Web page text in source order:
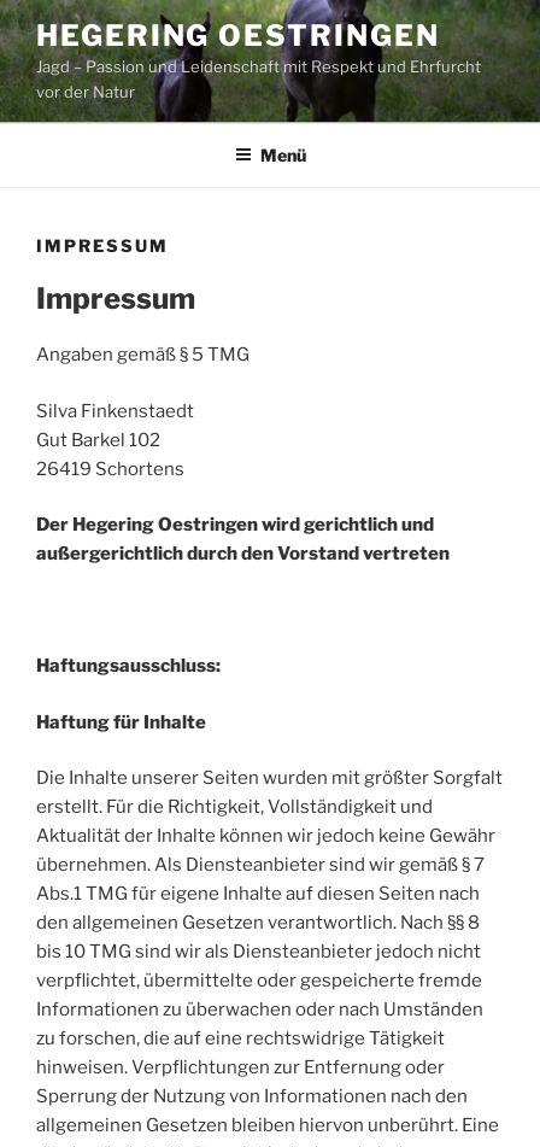
Zum
Inhalt
springen
HEGERING OESTRINGEN
Jagd – Passion und Leidenschaft mit Respekt und Ehrfurcht
vor der Natur
Menü
IMPRESSUM
Impressum
Angaben gemäß § 5 TMG
Silva Finkenstaedt
Gut Barkel 102
26419 Schortens
Der Hegering Oestringen wird gerichtlich und
außergerichtlich durch den Vorstand vertreten
Haftungsausschluss:
Haftung für Inhalte
Die Inhalte unserer Seiten wurden mit größter Sorgfalt
erstellt. Für die Richtigkeit, Vollständigkeit und
Aktualität der Inhalte können wir jedoch keine Gewähr
übernehmen. Als Diensteanbieter sind wir gemäß § 7
Abs.1 TMG für eigene Inhalte auf diesen Seiten nach
den allgemeinen Gesetzen verantwortlich. Nach §§ 8
bis 10 TMG sind wir als Diensteanbieter jedoch nicht
verpflichtet, übermittelte oder gespeicherte fremde
Informationen zu überwachen oder nach Umständen
zu forschen, die auf eine rechtswidrige Tätigkeit
hinweisen. Verpflichtungen zur Entfernung oder
Sperrung der Nutzung von Informationen nach den
allgemeinen Gesetzen bleiben hiervon unberührt. Eine